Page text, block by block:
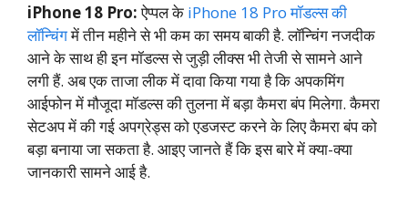
iPhone 18 Pro:ऐप्पल के iPhone 18 Pro मॉडल्स की
लॉन्चिंगमें तीन महीने से भी कम का समय बाकी है. लॉन्चिंग नजदीक
आने के साथ ही इन मॉडल्स से जुड़ी लीक्स भी तेजी से सामने आने
लगी हैं. अब एक ताजा लीक में दावा किया गया है कि अपकमिंग
आईफोन में मौजूदा मॉडल्स की तुलना में बड़ा कैमरा बंप मिलेगा. कैमरा
सेटअप में की गई अपग्रेड्स को एडजस्ट करने के लिए कैमरा बंप को
बड़ा बनाया जा सकता है. आइए जानते हैं कि इस बारे में क्या-क्या
जानकारी सामने आई है.